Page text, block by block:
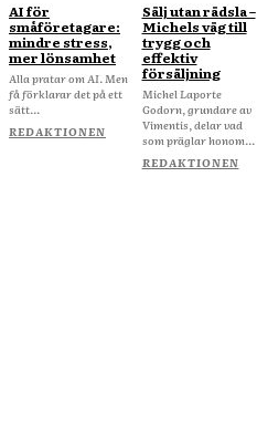
AI för
småföretagare:
mindre stress,
mer lönsamhet
Alla pratar om AI. Men
få förklarar det på ett
sätt...
REDAKTIONEN
Sälj utan rädsla –
Michels väg till
trygg och
effektiv
försäljning
Michel Laporte
Godorn, grundare av
Vimentis, delar vad
som präglar honom...
REDAKTIONEN